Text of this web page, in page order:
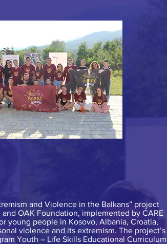
and Violence in the Balkans” project
OAK Foundation, implemented by CARE
young people in Kosovo, Albania, Croatia,
violence and its extremism. The project’s
Youth – Life Skills Educational Curriculum